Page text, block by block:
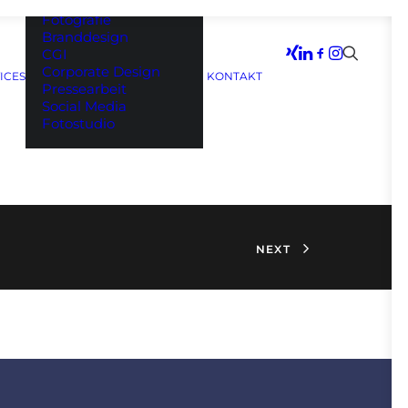
Fotografie
Branddesign
CGI
Corporate Design
Pressearbeit
Social Media
Fotostudio
KONTAKT
NEXT